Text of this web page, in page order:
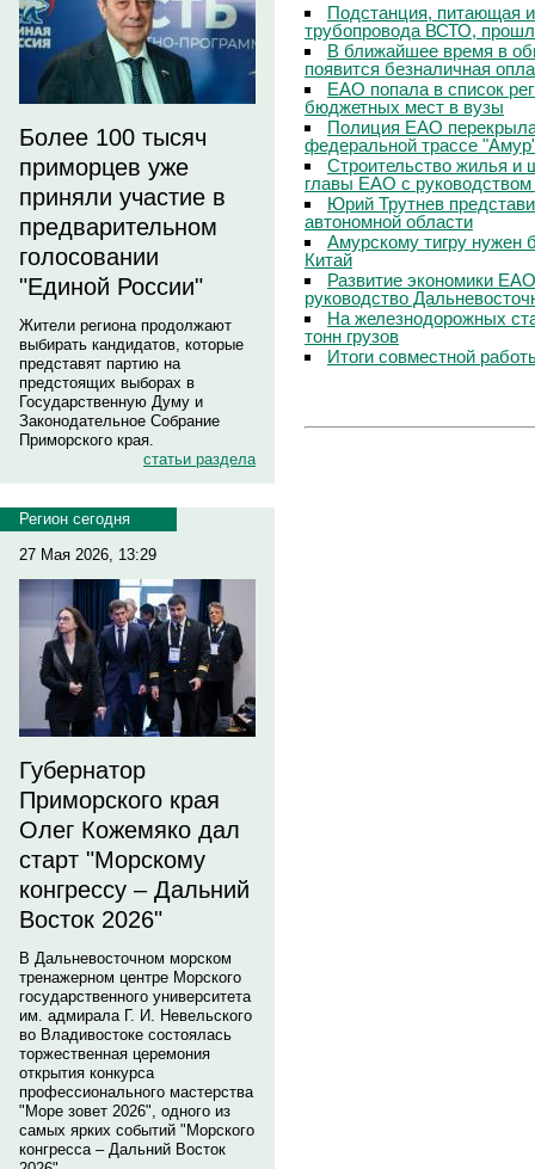
Более 100 тысяч
приморцев уже
приняли участие в
предварительном
голосовании
"Единой России"
Жители региона продолжают
выбирать кандидатов, которые
представят партию на
предстоящих выборах в
Государственную Думу и
Законодательное Собрание
Приморского края.
статьи раздела
Регион сегодня
27 Мая 2026, 13:29
Губернатор
Приморского края
Олег Кожемяко дал
старт "Морскому
конгрессу – Дальний
Восток 2026"
В Дальневосточном морском
тренажерном центре Морского
государственного университета
им. адмирала Г. И. Невельского
во Владивостоке состоялась
торжественная церемония
открытия конкурса
профессионального мастерства
"Море зовет 2026", одного из
самых ярких событий "Морского
конгресса – Дальний Восток
Подстанция, питающая
трубопровода ВСТО,
В ближайшее время в
появится безналичная
ЕАО попала в список
бюджетных мест в вузы
Полиция ЕАО
федеральной трассе
Строительство жилья и
главы ЕАО с
Юрий Трутнев
автономной области
Амурскому тигру нужен
Китай
Развитие экономики
руководство
На железнодорожных
тонн грузов
Итоги совместной